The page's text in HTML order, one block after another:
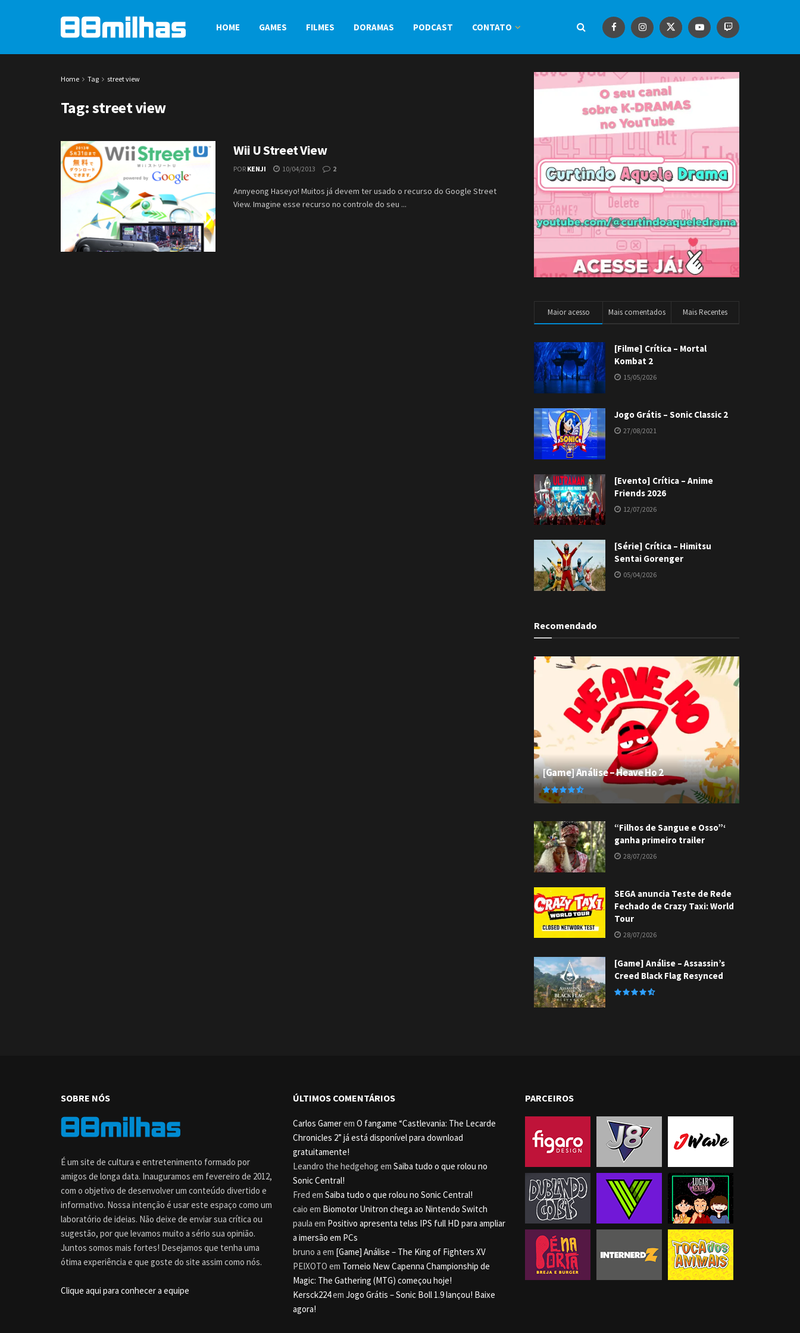
HOME GAMES FILMES DORAMAS PODCAST CONTATO
Home Tag street view
Tag:street view
Wii U Street View
POR KENJI 10/04/2013 2
Annyeong Haseyo! Muitos já devem ter usado o recurso do Google Street
View. Imagine esse recurso no controle do seu ...
Maior acesso Mais comentados Mais Recentes
[Filme] Crítica – Mortal
Kombat 2
15/05/2026
Jogo Grátis – Sonic Classic 2
27/08/2021
[Evento] Crítica – Anime
Friends 2026
12/07/2026
[Série] Crítica – Himitsu
Sentai Gorenger
05/04/2026
Recomendado
[Game] Análise – Heave Ho 2
“Filhos de Sangue e Osso”‘
ganha primeiro trailer
28/07/2026
SEGA anuncia Teste de Rede
Fechado de Crazy Taxi: World
Tour
28/07/2026
[Game] Análise – Assassin’s
Creed Black Flag Resynced
SOBRE NÓS
É um site de cultura e entretenimento formado por
amigos de longa data. Inauguramos em fevereiro de 2012,
com o objetivo de desenvolver um conteúdo divertido e
informativo. Nossa intenção é usar este espaço como um
laboratório de ideias. Não deixe de enviar sua crítica ou
sugestão, por que levamos muito a sério sua opinião.
Juntos somos mais fortes! Desejamos que tenha uma
ótima experiência e que goste do site assim como nós.
Clique aqui para conhecer a equipe
ÚLTIMOS COMENTÁRIOS
Carlos Gamerem O fangame “Castlevania: The Lecarde
Chronicles 2” já está disponível para download
gratuitamente!
Leandro the hedgehog em Saiba tudo o que rolou no
Sonic Central!
Fred em Saiba tudo o que rolou no Sonic Central!
caio em Biomotor Unitron chega ao Nintendo Switch
paula em Positivo apresenta telas IPS full HD para ampliar
a imersão em PCs
bruno a em [Game] Análise – The King of Fighters XV
PEIXOTO em Torneio New Capenna Championship de
Magic: The Gathering (MTG) começou hoje!
Kersck224em Jogo Grátis – Sonic Boll 1.9 lançou! Baixe
agora!
PARCEIROS